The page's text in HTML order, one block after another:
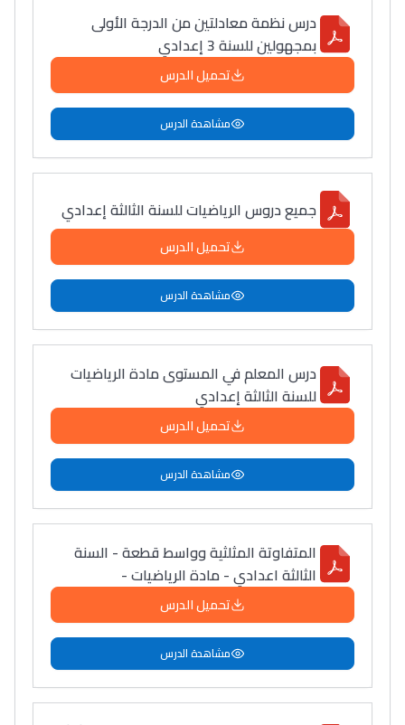
درس نظمة معادلتين من الدرجة الأولى
بمجهولين للسنة 3 إعدادي
تحميل الدرس
مشاهدة الدرس
جميع دروس الرياضيات للسنة الثالثة إعدادي
تحميل الدرس
مشاهدة الدرس
درس المعلم في المستوى مادة الرياضيات
للسنة الثالثة إعدادي
تحميل الدرس
مشاهدة الدرس
المتفاوتة المثلثية وواسط قطعة - السنة
الثالثة اعدادي - مادة الرياضيات -
تحميل الدرس
مشاهدة الدرس